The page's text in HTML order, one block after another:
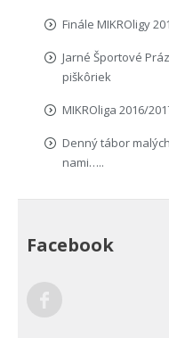
Finále MIKROligy
Jarné Športové
piškôriek
MIKROliga 2016/
Denný tábor
nami…..
Facebook